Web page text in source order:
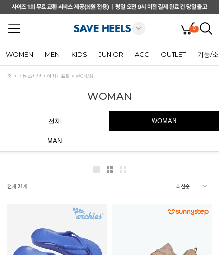
0
WOMEN MEN KIDS JUNIOR ACC OUTLET 기능/
홈 기능 소재별 아치서포트 WOMAN
WOMAN
전체 WOMAN
MAN
전체 21개